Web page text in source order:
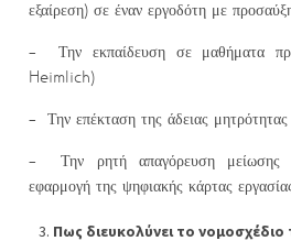
εξαίρεση) σε έναν εργοδότη με
– Την εκπαίδευση σε μαθήματα
Heimlich)
– Την επέκταση της άδειας μητρότητας
– Την ρητή απαγόρευση μείωσης
εφαρμογή της ψηφιακής κάρτας
Πως διευκολύνει το νομοσχέδιο